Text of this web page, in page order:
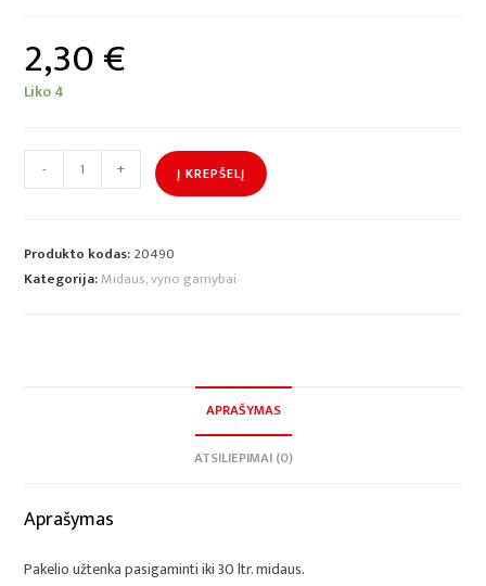
2,30€
Liko 4
- + Į KREPŠELĮ
Produkto kodas:20490
Kategorija:Midaus, vyno gamybai
APRAŠYMAS
ATSILIEPIMAI (0)
Aprašymas
Pakelio užtenka pasigaminti iki 30 ltr. midaus.